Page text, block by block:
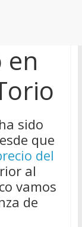
en
sido
que
del
al
vamos
de